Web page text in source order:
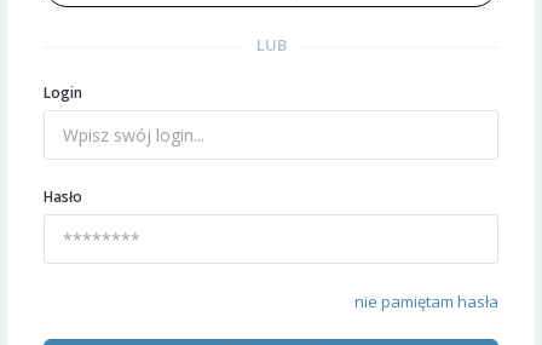
LUB
Login
Hasło
nie pamiętam hasła